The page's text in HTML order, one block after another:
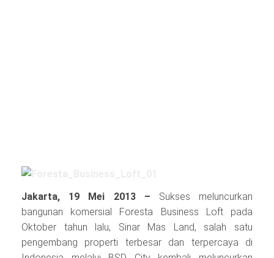
Jakarta, 19 Mei 2013 – Sukses meluncurkan
bangunan komersial Foresta Business Loft pada
Oktober tahun lalu, Sinar Mas Land, salah satu
pengembang properti terbesar dan terpercaya di